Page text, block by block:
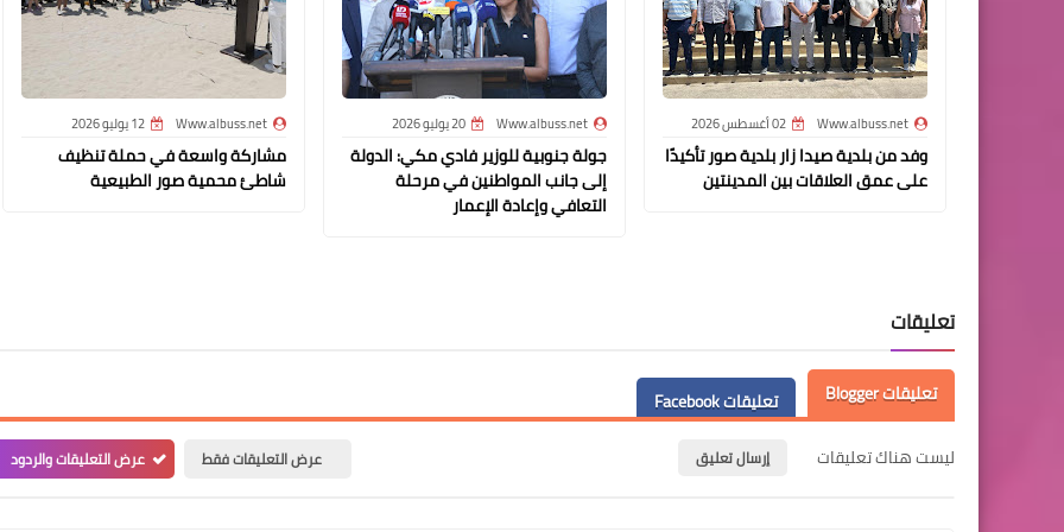
Www.albuss.net 02 أغسطس 2026
وفد من بلدية صيدا زار بلدية صور تأكيدًا
على عمق العلاقات بين المدينتين
Www.albuss.net 20 يوليو 2026
جولة جنوبية للوزير فادي مكي: الدولة
إلى جانب المواطنين في مرحلة
التعافي وإعادة الإعمار
Www.albuss.net 12 يوليو 2026
مشاركة واسعة في حملة تنظيف
شاطئ محمية صور الطبيعية
تعليقات
تعليقات Blogger
تعليقات Facebook
ليست هناك تعليقات
إرسال تعليق عرض التعليقات فقط عرض التعليقات والردود
Www.albuss.net
30 ديسمبر 2025